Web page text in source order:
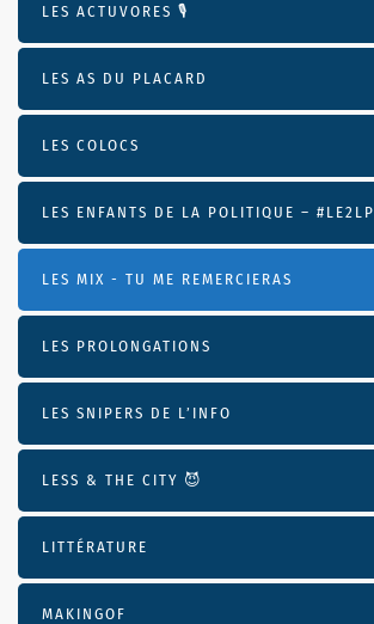
LES ACTUVORES 🎙
LES AS DU PLACARD
LES COLOCS
LES ENFANTS DE LA POLITIQUE – #LE2LP
LES MIX - TU ME REMERCIERAS
LES PROLONGATIONS
LES SNIPERS DE L’INFO
LESS & THE CITY 😈
LITTÉRATURE
MAKINGOF